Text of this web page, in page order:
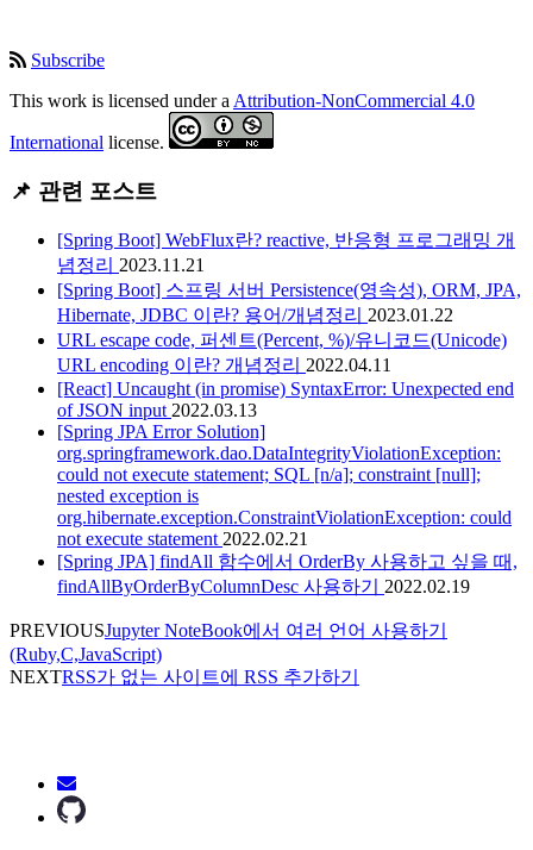
Subscribe
This work is licensed under a Attribution-NonCommercial 4.0
International license.
📌 관련 포스트
[Spring Boot] WebFlux란? reactive, 반응형 프로그래밍 개
념정리 2023.11.21
[Spring Boot] 스프링 서버 Persistence(영속성), ORM, JPA,
Hibernate, JDBC 이란? 용어/개념정리 2023.01.22
URL escape code, 퍼센트(Percent, %)/유니코드(Unicode)
URL encoding 이란? 개념정리 2022.04.11
[React] Uncaught (in promise) SyntaxError: Unexpected end
of JSON input2022.03.13
[Spring JPA Error Solution]
org.springframework.dao.DataIntegrityViolationException:
could not execute statement; SQL [n/a]; constraint [null];
nested exception is
org.hibernate.exception.ConstraintViolationException: could
not execute statement2022.02.21
[Spring JPA] findAll 함수에서 OrderBy 사용하고 싶을 때,
findAllByOrderByColumnDesc 사용하기 2022.02.19
PREVIOUSJupyter NoteBook에서 여러 언어 사용하기
(Ruby,C,JavaScript)
NEXTRSS가 없는 사이트에 RSS 추가하기